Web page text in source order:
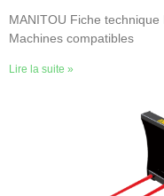
MANITOU Fiche
Machines compatibles
Lire la suite »